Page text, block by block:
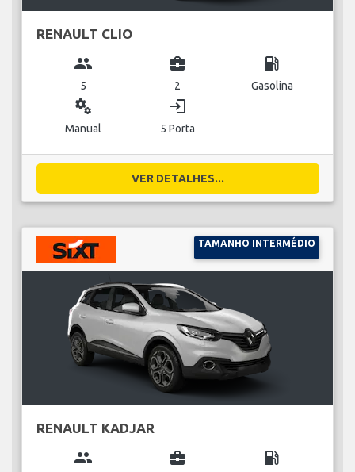
RENAULT CLIO
group
5
business_center
2
local_gas_station
Gasolina
miscellaneous_services
Manual
login
5 Porta
VER DETALHES...
TAMANHO INTERMÉDIO
RENAULT KADJAR
group business_center local_gas_station